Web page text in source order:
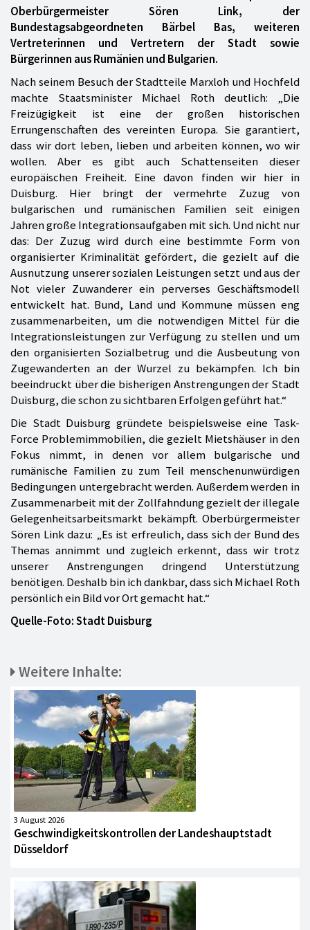
Oberbürgermeister Sören Link, der
Bundestagsabgeordneten Bärbel Bas, weiteren
Vertreterinnen und Vertretern der Stadt sowie
Bürgerinnen aus Rumänien und Bulgarien.
Nach seinem Besuch der Stadtteile Marxloh und Hochfeld
machte Staatsminister Michael Roth deutlich: „Die
Freizügigkeit ist eine der großen historischen
Errungenschaften des vereinten Europa. Sie garantiert,
dass wir dort leben, lieben und arbeiten können, wo wir
wollen. Aber es gibt auch Schattenseiten dieser
europäischen Freiheit. Eine davon finden wir hier in
Duisburg. Hier bringt der vermehrte Zuzug von
bulgarischen und rumänischen Familien seit einigen
Jahren große Integrationsaufgaben mit sich. Und nicht nur
das: Der Zuzug wird durch eine bestimmte Form von
organisierter Kriminalität gefördert, die gezielt auf die
Ausnutzung unserer sozialen Leistungen setzt und aus der
Not vieler Zuwanderer ein perverses Geschäftsmodell
entwickelt hat. Bund, Land und Kommune müssen eng
zusammenarbeiten, um die notwendigen Mittel für die
Integrationsleistungen zur Verfügung zu stellen und um
den organisierten Sozialbetrug und die Ausbeutung von
Zugewanderten an der Wurzel zu bekämpfen. Ich bin
beeindruckt über die bisherigen Anstrengungen der Stadt
Duisburg, die schon zu sichtbaren Erfolgen geführt hat.“
Die Stadt Duisburg gründete beispielsweise eine Task-
Force Problemimmobilien, die gezielt Mietshäuser in den
Fokus nimmt, in denen vor allem bulgarische und
rumänische Familien zu zum Teil menschenunwürdigen
Bedingungen untergebracht werden. Außerdem werden in
Zusammenarbeit mit der Zollfahndung gezielt der illegale
Gelegenheitsarbeitsmarkt bekämpft. Oberbürgermeister
Sören Link dazu: „Es ist erfreulich, dass sich der Bund des
Themas annimmt und zugleich erkennt, dass wir trotz
unserer Anstrengungen dringend Unterstützung
benötigen. Deshalb bin ich dankbar, dass sich Michael Roth
persönlich ein Bild vor Ort gemacht hat.“
Quelle-Foto: Stadt Duisburg
Weitere Inhalte:
3 August 2026
Geschwindigkeitskontrollen der Landeshauptstadt
Düsseldorf